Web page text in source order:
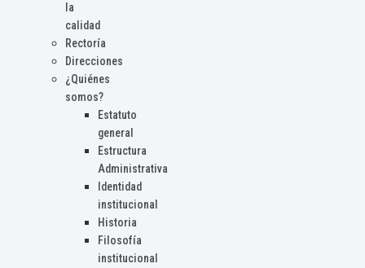
la
calidad
Rectoría
Direcciones
¿Quiénes
somos?
Estatuto
general
Estructura
Administrativa
Identidad
institucional
Historia
Filosofía
institucional